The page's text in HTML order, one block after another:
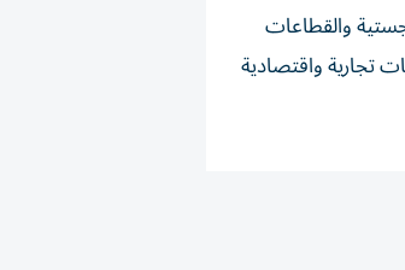
والقطاعات
تجارية واقتصادية